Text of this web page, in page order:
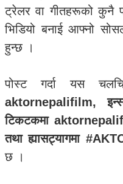
ट्रेलर वा गीतहरूको कुनै
भिडियो बनाई आफ्नो सोसल
हुन्छ ।
पोस्ट गर्दा यस
aktornepalifilm,
टिकटकमा
तथा ह्यासट्यागमा
छ ।